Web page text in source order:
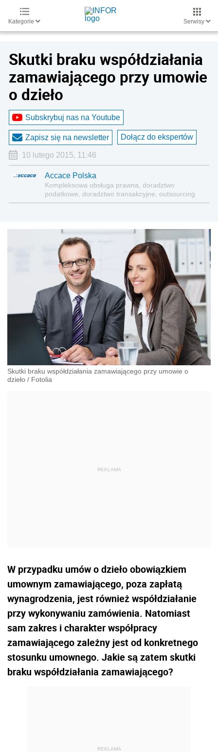
Kategorie Serwisy
Skutki braku współdziałania
zamawiającego przy umowie
o dzieło
Subskrybuj nas na Youtube
Zapisz się na newsletter Dołącz do ekspertów
10 lutego 2015, 11:46
Accace Polska
Kompleksowa obsługa prawna, doradztwo
podatkowe, doradztwo transakcyjne, outsourcing
księgowości, kadr i płac.
Skutki braku współdziałania zamawiającego przy umowie o
dzieło / Fotolia
W przypadku umów o dzieło obowiązkiem
umownym zamawiającego, poza zapłatą
wynagrodzenia, jest również współdziałanie
przy wykonywaniu zamówienia. Natomiast
sam zakres i charakter współpracy
zamawiającego zależny jest od konkretnego
stosunku umownego. Jakie są zatem skutki
braku współdziałania zamawiającego?
REKLAMA